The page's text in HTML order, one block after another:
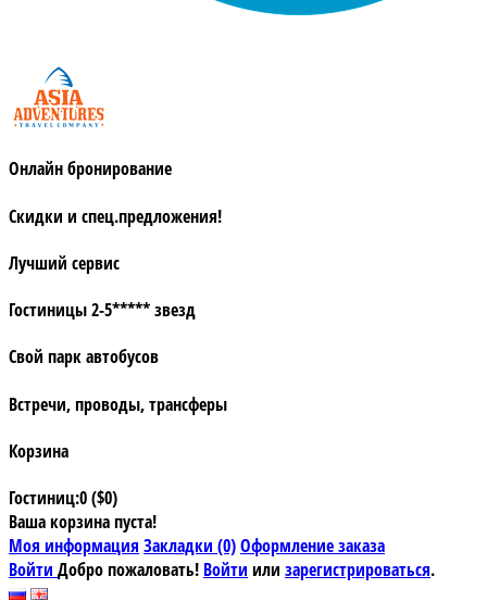
Онлайн бронирование
Скидки и спец.предложения!
Лучший сервис
Гостиницы 2-5***** звезд
Свой парк автобусов
Встречи, проводы, трансферы
Корзина
Гостиниц:0 ($0)
Ваша корзина пуста!
Моя информация Закладки (0)Оформление заказа
Войти Добро пожаловать! Войти или зарегистрироваться.